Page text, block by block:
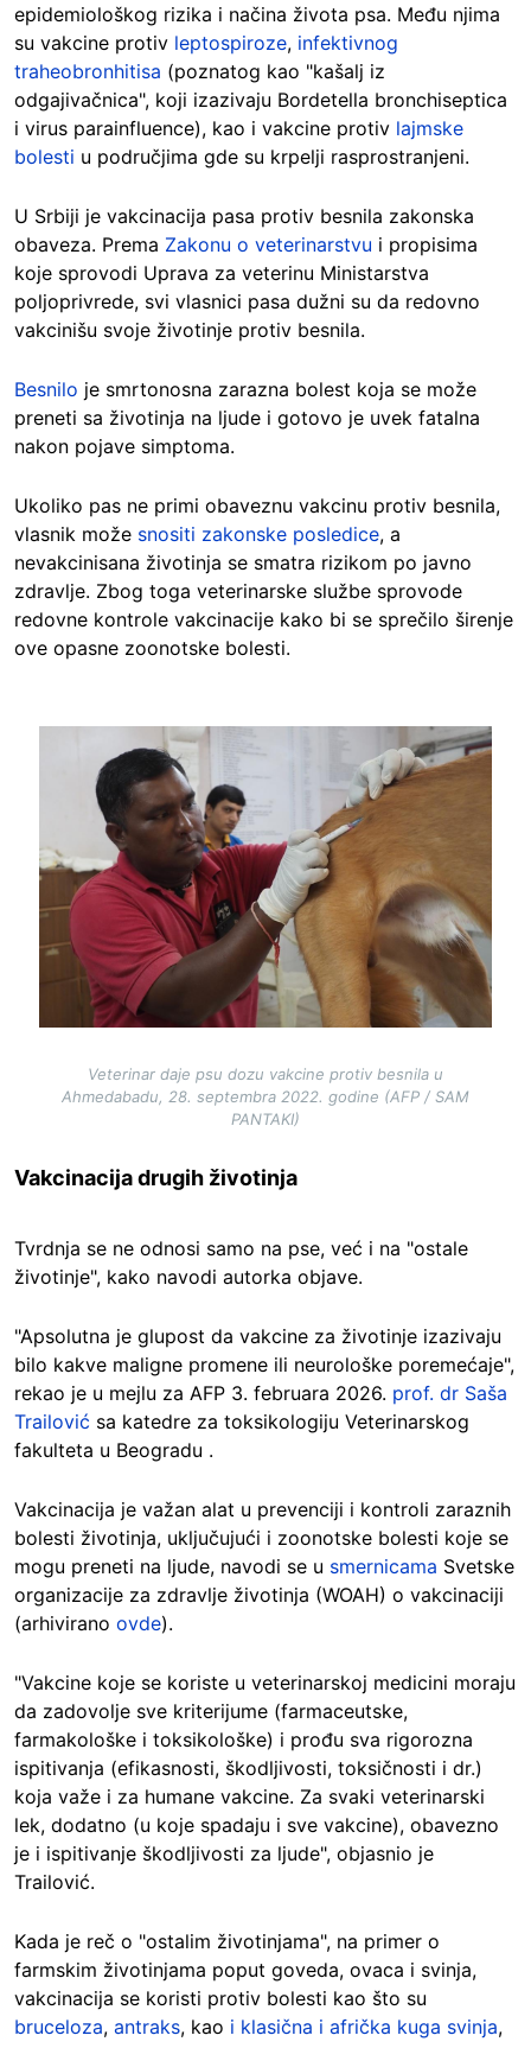
epidemiološkog rizika i načina života psa. Među njima
su vakcine protiv leptospiroze, infektivnog
traheobronhitisa (poznatog kao "kašalj iz
odgajivačnica", koji izazivaju Bordetella bronchiseptica
i virus parainfluence), kao i vakcine protiv lajmske
bolesti u područjima gde su krpelji rasprostranjeni.
U Srbiji je vakcinacija pasa protiv besnila zakonska
obaveza. Prema Zakonu o veterinarstvu i propisima
koje sprovodi Uprava za veterinu Ministarstva
poljoprivrede, svi vlasnici pasa dužni su da redovno
vakcinišu svoje životinje protiv besnila.
Besnilo je smrtonosna zarazna bolest koja se može
preneti sa životinja na ljude i gotovo je uvek fatalna
nakon pojave simptoma.
Ukoliko pas ne primi obaveznu vakcinu protiv besnila,
vlasnik može snositi zakonske posledice, a
nevakcinisana životinja se smatra rizikom po javno
zdravlje. Zbog toga veterinarske službe sprovode
redovne kontrole vakcinacije kako bi se sprečilo širenje
ove opasne zoonotske bolesti.
Veterinar daje psu dozu vakcine protiv besnila u
Ahmedabadu, 28. septembra 2022. godine (AFP / SAM
PANTAKI)
Vakcinacija drugih životinja
Tvrdnja se ne odnosi samo na pse, već i na "ostale
životinje", kako navodi autorka objave.
"Apsolutna je glupost da vakcine za životinje izazivaju
bilo kakve maligne promene ili neurološke poremećaje",
rekao je u mejlu za AFP 3. februara 2026. prof. dr Saša
Trailović sa katedre za toksikologiju Veterinarskog
fakulteta u Beogradu .
Vakcinacija je važan alat u prevenciji i kontroli zaraznih
bolesti životinja, uključujući i zoonotske bolesti koje se
mogu preneti na ljude, navodi se u smernicama Svetske
organizacije za zdravlje životinja (WOAH) o vakcinaciji
(arhivirano ovde).
"Vakcine koje se koriste u veterinarskoj medicini moraju
da zadovolje sve kriterijume (farmaceutske,
farmakološke i toksikološke) i prođu sva rigorozna
ispitivanja (efikasnosti, škodljivosti, toksičnosti i dr.)
koja važe i za humane vakcine. Za svaki veterinarski
lek, dodatno (u koje spadaju i sve vakcine), obavezno
je i ispitivanje škodljivosti za ljude", objasnio je
Trailović.
Kada je reč o "ostalim životinjama", na primer o
farmskim životinjama poput goveda, ovaca i svinja,
vakcinacija se koristi protiv bolesti kao što su
bruceloza, antraks, kao i klasična i afrička kuga svinja,